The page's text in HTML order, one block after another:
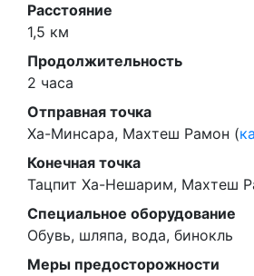
Расстояние
1,5 км
Продолжительность
2 часа
Отправная точка
Ха-Минсара, Махтеш Рамон (
Конечная точка
Тацпит Ха-Нешарим, Махтеш
Специальное оборудование
Обувь, шляпа, вода, бинокль
Меры предосторожности